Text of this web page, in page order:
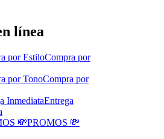
línea
Compra por
Compra por
Entrega
PROMOS 💸